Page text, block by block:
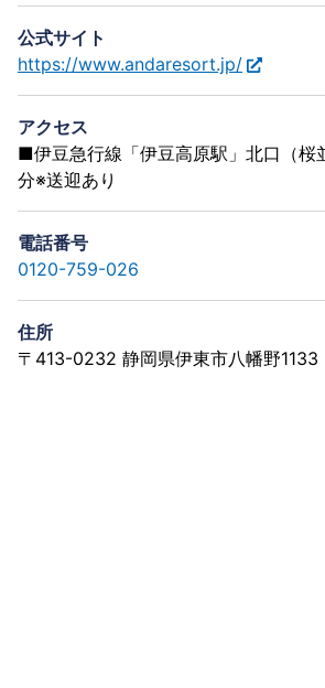
公式サイト
https://www.andaresort.jp/
アクセス
■伊豆急行線「伊豆高原駅」北口（桜
分※送迎あり
電話番号
0120-759-026
住所
〒413-0232 静岡県伊東市八幡野1133